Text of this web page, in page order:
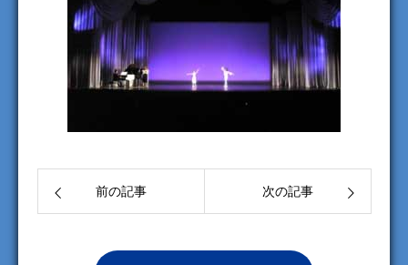
前の記事 次の記事